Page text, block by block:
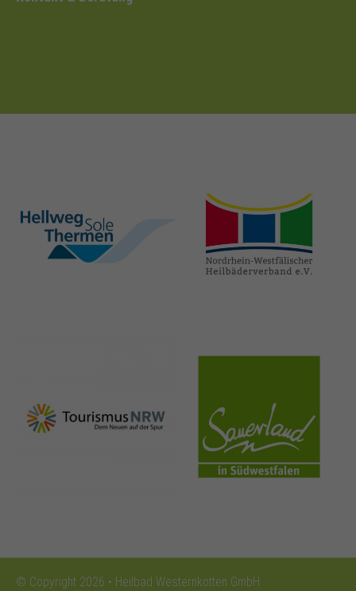
hellweg-sole-
thermen.de
heilbaeder.de
nrw-
tourismus.de
sauerland.co
m
© Copyright 2026 • Heilbad Westernkotten GmbH